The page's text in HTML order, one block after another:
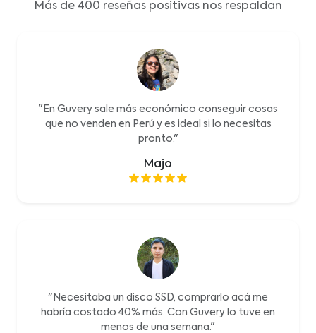
Más de 400 reseñas positivas nos respaldan
"En Guvery sale más económico conseguir cosas
que no venden en Perú y es ideal si lo necesitas
pronto."
Majo
"Necesitaba un disco SSD, comprarlo acá me
habría costado 40% más. Con Guvery lo tuve en
menos de una semana."